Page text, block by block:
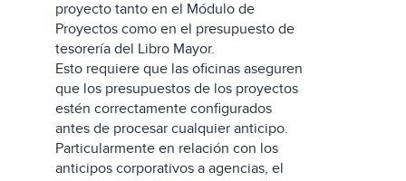
proyecto tanto en el Módulo de
Proyectos como en el presupuesto de
tesorería del Libro Mayor.
Esto requiere que las oficinas aseguren
que los presupuestos de los proyectos
estén correctamente configurados
antes de procesar cualquier anticipo.
Particularmente en relación con los
anticipos corporativos a agencias, el